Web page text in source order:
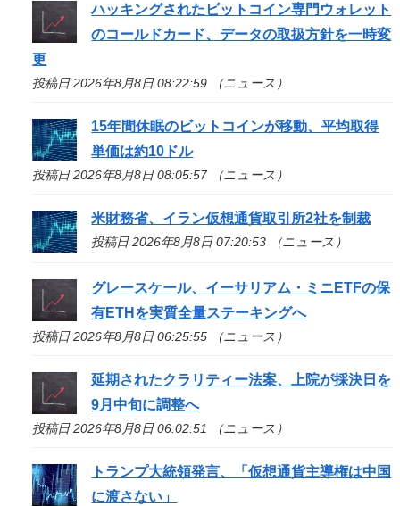
ハッキングされたビットコイン専門ウォレット
のコールドカード、データの取扱方針を一時変
更
投稿日 2026年8月8日 08:22:59 （ニュース）
15年間休眠のビットコインが移動、平均取得
単価は約10ドル
投稿日 2026年8月8日 08:05:57 （ニュース）
米財務省、イラン仮想通貨取引所2社を制裁
投稿日 2026年8月8日 07:20:53 （ニュース）
グレースケール、イーサリアム・ミニETFの保
有ETHを実質全量ステーキングへ
投稿日 2026年8月8日 06:25:55 （ニュース）
延期されたクラリティー法案、上院が採決日を
9月中旬に調整へ
投稿日 2026年8月8日 06:02:51 （ニュース）
トランプ大統領発言、「仮想通貨主導権は中国
に渡さない」